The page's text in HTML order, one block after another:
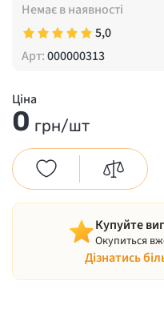
Немає в наявності
5,0
Арт:000000313
Ціна
0 грн/шт
Купуйте
Окупиться
Дізнатись